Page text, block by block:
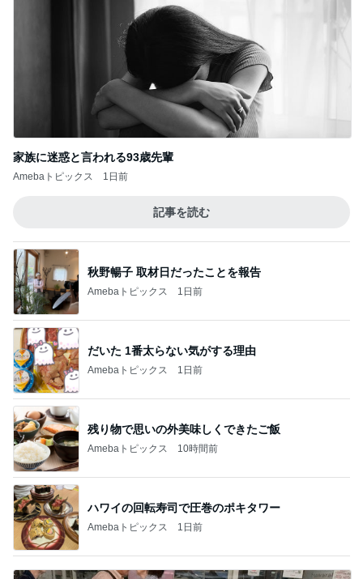
家族に迷惑と言われる93歳先輩
Amebaトピックス 1日前
記事を読む
秋野暢子 取材日だったことを報告
Amebaトピックス 1日前
だいた 1番太らない気がする理由
Amebaトピックス 1日前
残り物で思いの外美味しくできたご飯
Amebaトピックス 10時間前
ハワイの回転寿司で圧巻のポキタワー
Amebaトピックス 1日前